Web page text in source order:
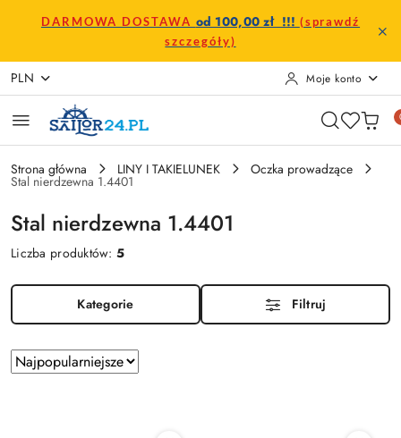
Przejdź do treści głównej
Przejdź do wyszukiwarki
Przejdź do moje konto
Przejdź do menu głównego
Przejdź do stopki
DARMOWA DOSTAWA od 100,00 zł !!! (sprawdź
szczegóły)
PLN Moje konto
Strona główna LINY I TAKIELUNEK Oczka prowadzące
Stal nierdzewna 1.4401
Stal nierdzewna 1.4401
Liczba produktów:5
Kategorie Filtruj
Zastosowano
sortowanie:
Sortuj
według